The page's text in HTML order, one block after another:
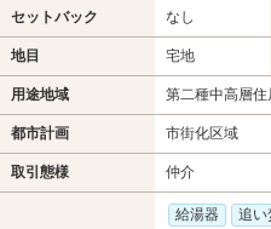
セットバック なし
地目 宅地
用途地域 第二種中高層
都市計画 市街化区域
取引態様 仲介
給湯器 追い